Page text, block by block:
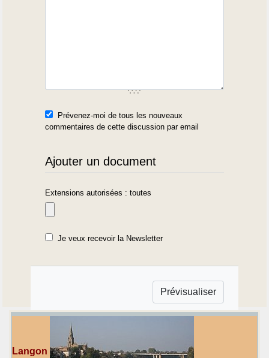
Prévenez-moi de tous les nouveaux
commentaires de cette discussion par email
Ajouter un document
Extensions autorisées : toutes
Je veux recevoir la Newsletter
Langon